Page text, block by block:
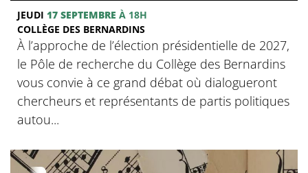
JEUDI 17 SEPTEMBRE À 18H
COLLÈGE DES BERNARDINS
À l’approche de l’élection présidentielle de 2027,
le Pôle de recherche du Collège des Bernardins
vous convie à ce grand débat où dialogueront
chercheurs et représentants de partis politiques
autou...